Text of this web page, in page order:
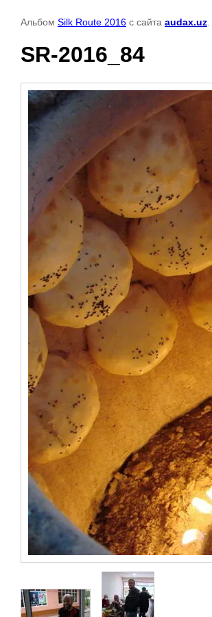
Альбом Silk Route 2016 с сайта audax.uz
SR-2016_84